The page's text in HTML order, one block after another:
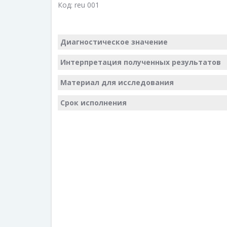
Код: reu 001
Диагностическое значение
Интерпретация полученных результатов
Материал для исследования
Срок исполнения